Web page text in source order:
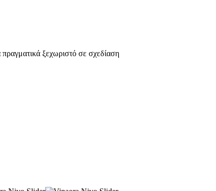
ξεχωριστό σε σχεδίαση